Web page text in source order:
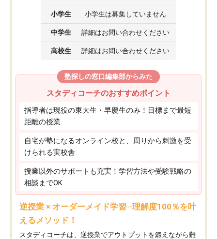
小学生 小学生は募集していません
中学生 詳細はお問い合わせください
高校生 詳細はお問い合わせください
塾探しの窓口編集部からみた
スタディコーチのおすすめポイント
指導者は現役の東大生・早慶生のみ！目標まで最短
距離の授業
自宅が塾になるオンライン校と、周りから刺激を受
けられる実校舎
授業以外のサポートも充実！学習方法や受験戦略の
相談までOK
逆授業 × オーダーメイド学習─理解度100％を叶
えるメソッド！
スタディコーチは、逆授業でアウトプットを鍛えながら難